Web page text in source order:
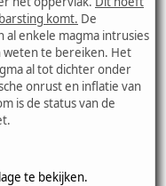
komt. De
al enkele magma intrusies
te bereiken. Het
al tot dichter onder
onrust en inflatie van
is de status van de
te bekijken.